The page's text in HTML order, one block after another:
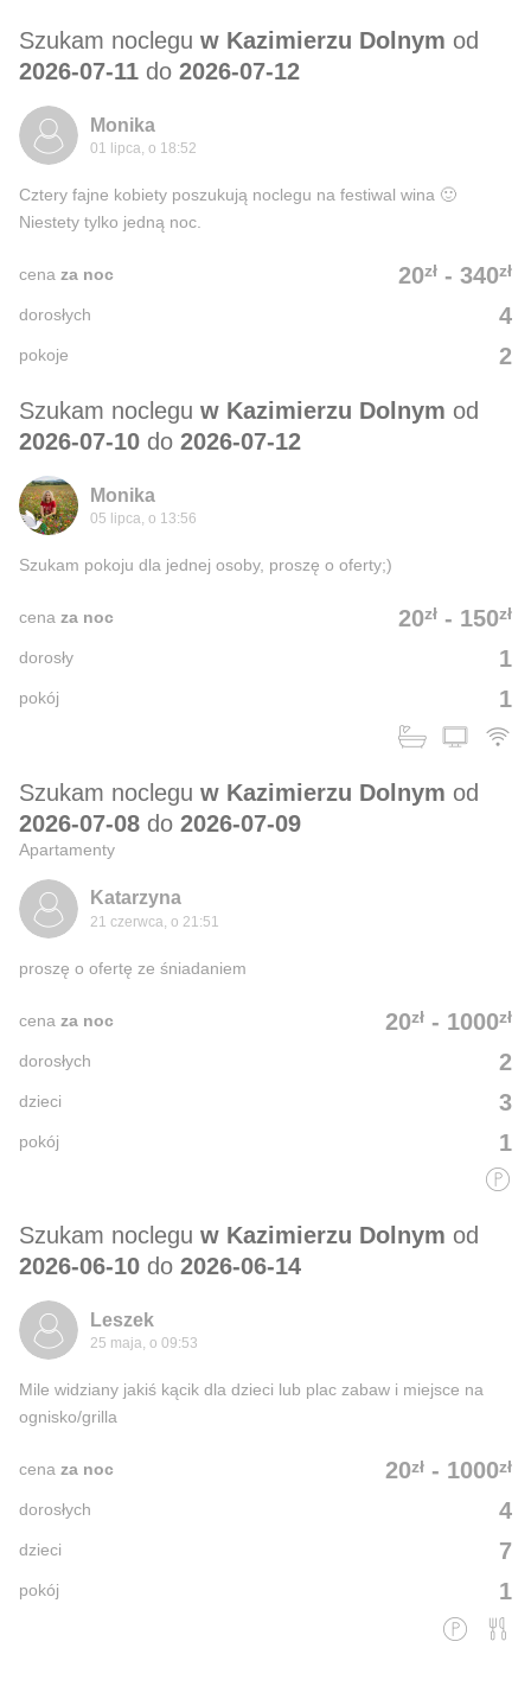
Szukam noclegu w Kazimierzu Dolnym od
2026-07-11 do 2026-07-12
Monika
01 lipca, o 18:52
Cztery fajne kobiety poszukują noclegu na festiwal wina 🙂
Niestety tylko jedną noc.
20zł - 340zł
cena za noc
4
dorosłych
2
pokoje
Szukam noclegu w Kazimierzu Dolnym od
2026-07-10 do 2026-07-12
Monika
05 lipca, o 13:56
Szukam pokoju dla jednej osoby, proszę o oferty;)
20zł - 150zł
cena za noc
1
dorosły
1
pokój
Szukam noclegu w Kazimierzu Dolnym od
2026-07-08 do 2026-07-09
Apartamenty
Katarzyna
21 czerwca, o 21:51
proszę o ofertę ze śniadaniem
20zł - 1000zł
cena za noc
2
dorosłych
3
dzieci
1
pokój
Szukam noclegu w Kazimierzu Dolnym od
2026-06-10 do 2026-06-14
Leszek
25 maja, o 09:53
Mile widziany jakiś kącik dla dzieci lub plac zabaw i miejsce na
ognisko/grilla
20zł - 1000zł
cena za noc
4
dorosłych
7
dzieci
1
pokój